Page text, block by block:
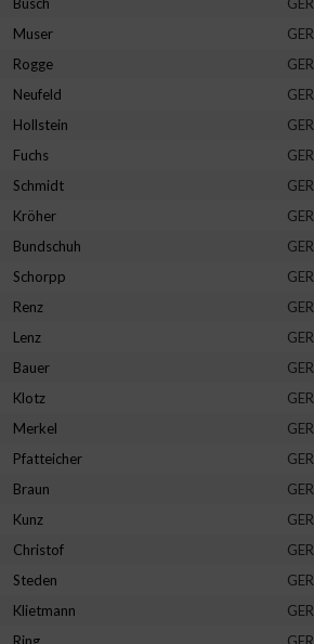
Muser GER
Rogge GER
Neufeld GER
Hollstein GER
Fuchs GER
Schmidt GER
Kröher GER
Bundschuh GER
Schorpp GER
Renz GER
Lenz GER
Bauer GER
Klotz GER
Merkel GER
Pfatteicher GER
Braun GER
Kunz GER
Christof GER
Steden GER
Klietmann GER
von Inhalten
oder Kombinationen von Daten aus
Angebote
Informationen identifizieren